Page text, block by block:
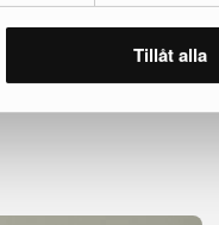
Tillåt alla